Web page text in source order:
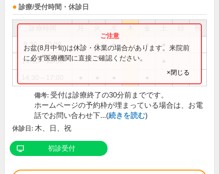
診療/受付時間・休診日
祝
8:30～10:30 ● ● ● ●
14:30～16:00
お盆(8月中旬)は休診・休業の場合があります。来院前
に必ず医療機関に直接ご確認ください。
×閉じる
備考: 受付は診療終了の30分前までです。
ホームページの予約枠が埋まっている場合は、お電
話でお問い合わせ下...(続きを読む)
休診日: 木、日、祝
初診受付